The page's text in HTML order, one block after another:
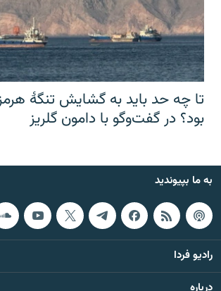
تا چه حد باید به گشایش تنگهٔ
بود؟ در گفت‌وگو با دامون گلریز
به ما بپیوندید
رادیو فردا